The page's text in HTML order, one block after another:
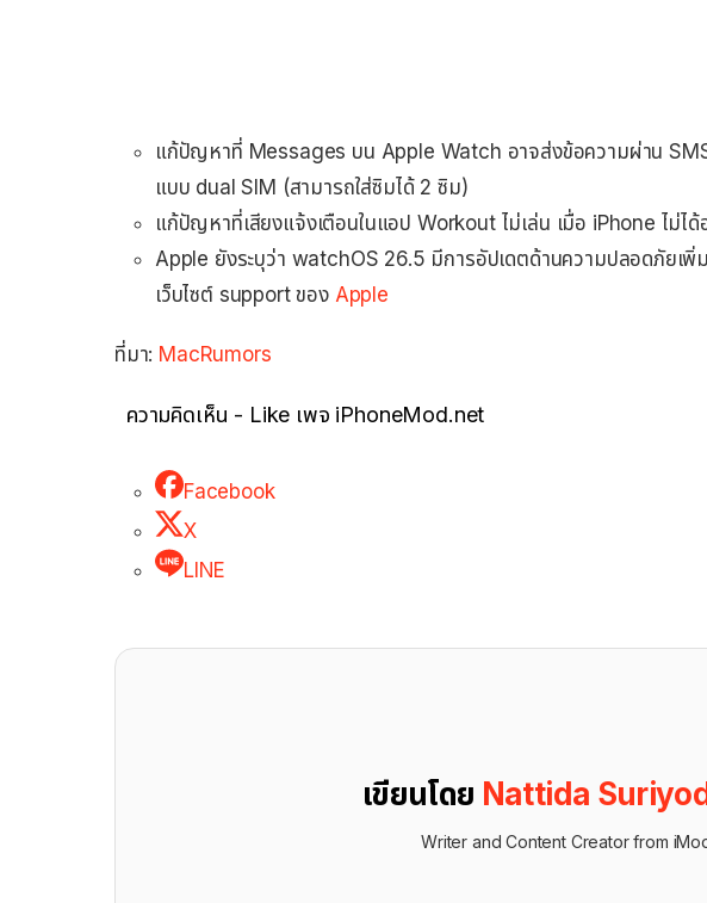
แก้ปัญหาที่ Messages บน Apple Watch อาจส่งข้อความผ่าน
แบบ dual SIM (สามารถใส่ซิมได้ 2 ซิม)
แก้ปัญหาที่เสียงแจ้งเตือนในแอป Workout ไม่เล่น เมื่อ iPhone ไม่ไ
Apple ยังระบุว่า watchOS 26.5 มีการอัปเดตด้านความปลอดภัยเพิ่
เว็บไซต์ support ของ Apple
ที่มา: MacRumors
ความคิดเห็น - Like เพจ iPhoneMod.net
Facebook
X
LINE
เขียนโดย Nattida
Writer and Content Creator from